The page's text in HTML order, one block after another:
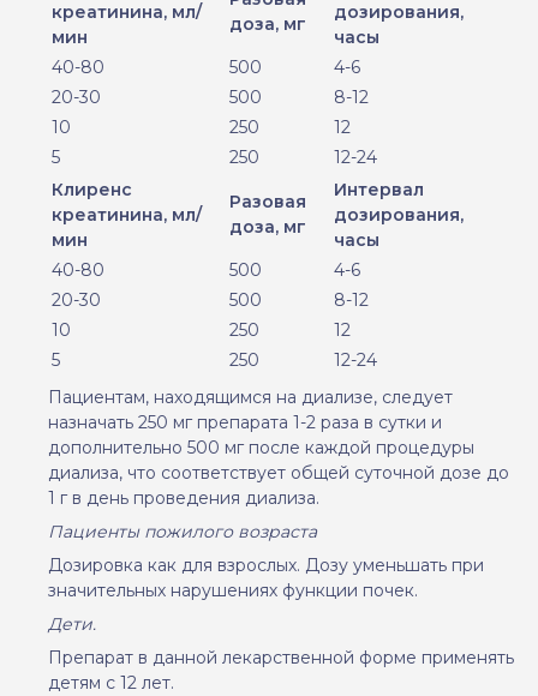
креатинина, мл/
мин
доза, мг
дозирования,
часы
40-80
500
4-6
20-30
500
8-12
10
250
12
5
250
12-24
Клиренс
креатинина, мл/
мин
Разовая
доза, мг
Интервал
дозирования,
часы
40-80
500
4-6
20-30
500
8-12
10
250
12
5
250
12-24
Пациентам, находящимся на диализе, следует
назначать 250 мг препарата 1-2 раза в сутки и
дополнительно 500 мг после каждой процедуры
диализа, что соответствует общей суточной дозе до
1 г в день проведения диализа.
Пациенты пожилого возраста
Дозировка как для взрослых. Дозу уменьшать при
значительных нарушениях функции почек.
Дети.
Препарат в данной лекарственной форме применять
детям с 12 лет.